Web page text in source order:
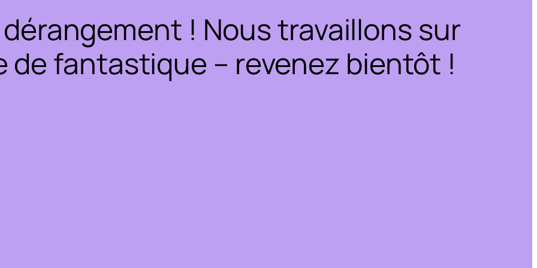
! Nous travaillons sur
de fantastique – revenez bientôt !